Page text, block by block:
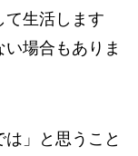
て生活します
場合もありま
」と思うこと